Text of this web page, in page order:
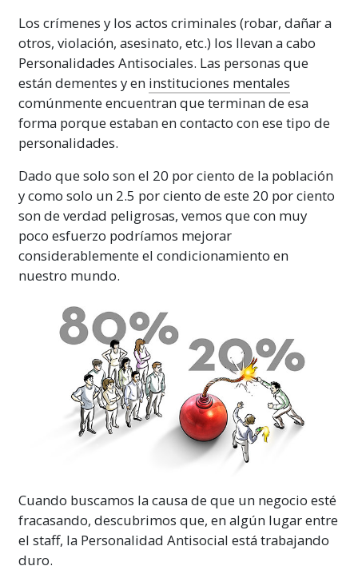
La tecnología de L. Ronald Hubbard en este
curso te da las herramientas que necesitas
para manejar la causa de la supresión y te
enseña cómo usarlas.
Nota Importante
Al estudiar este curso, asegúrate muy bien de
comprendas por completo. La única razón por
la que una persona abandona un estudio, se
siente confusa o se vuelve incapaz de
aprender es porque él o ella ha pasado una
palabra que no comprendió.Más
Los crímenes y los actos criminales (robar, dañar a
otros, violación, asesinato, etc.) los llevan a cabo
Personalidades Antisociales. Las personas que
están dementes y en instituciones mentales
comúnmente encuentran que terminan de esa
forma porque estaban en contacto con ese tipo de
personalidades.
Dado que solo son el 20 por ciento de la población
y como solo un 2.5 por ciento de este 20 por ciento
son de verdad peligrosas, vemos que con muy
poco esfuerzo podríamos mejorar
considerablemente el condicionamiento en
nuestro mundo.
Cuando buscamos la causa de que un negocio esté
fracasando, descubrimos que, en algún lugar entre
el staff, la Personalidad Antisocial está trabajando
duro.